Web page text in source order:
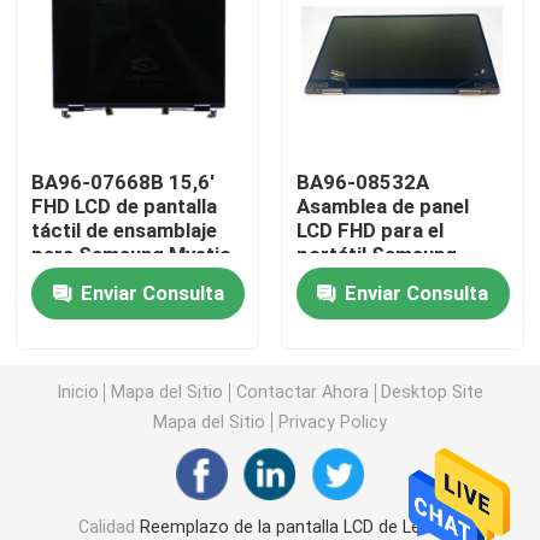
Reemplazo de la pantalla LCD de HP
Reemplazo de la pantalla LCD de Macbook
Reemplazo del LCD del Microsoft Surface
Reemplazo de la pantalla LCD del ordenador portátil
Pantalla del ordenador portátil LED
BA96-07668B 15,6'
FHD LCD de pantalla
táctil de ensamblaje
para Samsung Mystic
Navy NP950QDB-
KB3USEnviar Consulta
BA96-08532A
Asamblea de panel
LCD FHD para el
portátil Samsung
NP750QFGK
Enviar Consulta
Inicio Mapa del Sitio Contactar Ahora
Desktop Site
Mapa del Sitio
Privacy Policy
Calidad Reemplazo de la pantalla LCD de Lenovo